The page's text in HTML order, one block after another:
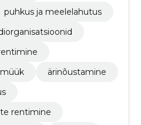
puhkus ja meelelahutus
ärinõustamine
rentimine